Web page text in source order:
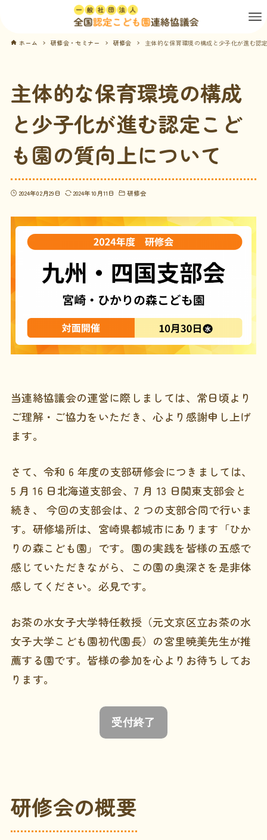
ホーム 研修会・セミナー 研修会 主体的な保育環境の構成と少子化が進む認
主体的な保育環境の構成
と少子化が進む認定こど
も園の質向上について
2024年02月29日 2024年10月11日 研修会
当連絡協議会の運営に際しましては、常日頃より
ご理解・ご協力をいただき、心より感謝申し上げ
ます。
さて、令和 6 年度の支部研修会につきましては、
5 月 16 日北海道支部会、7 月 13 日関東支部会と
続き、 今回の支部会は、2 つの支部合同で行いま
す。研修場所は、宮崎県都城市にあります「ひか
りの森こども園」です。園の実践を皆様の五感で
感じていただきながら、この園の奥深さを是非体
感してください。必見です。
お茶の水女子大学特任教授（元文京区立お茶の水
女子大学こども園初代園長）の宮里暁美先生が推
薦する園です。皆様の参加を心よりお待ちしてお
ります。
受付終了
研修会の概要